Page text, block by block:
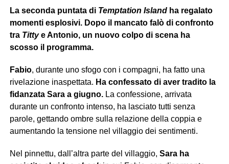
La seconda puntata di Temptation Islandha regalato
momenti esplosivi. Dopo il mancato falò di confronto
tra Tittye Antonio, un nuovo colpo di scena ha
scosso il programma.
Fabio, durante uno sfogo con i compagni, ha fatto una
rivelazione inaspettata. Ha confessato di aver tradito la
fidanzata Sara a giugno.La confessione, arrivata
durante un confronto intenso, ha lasciato tutti senza
parole, gettando ombre sulla relazione della coppia e
aumentando la tensione nel villaggio dei sentimenti.
Nel pinnettu, dall’altra parte del villaggio, Sara ha